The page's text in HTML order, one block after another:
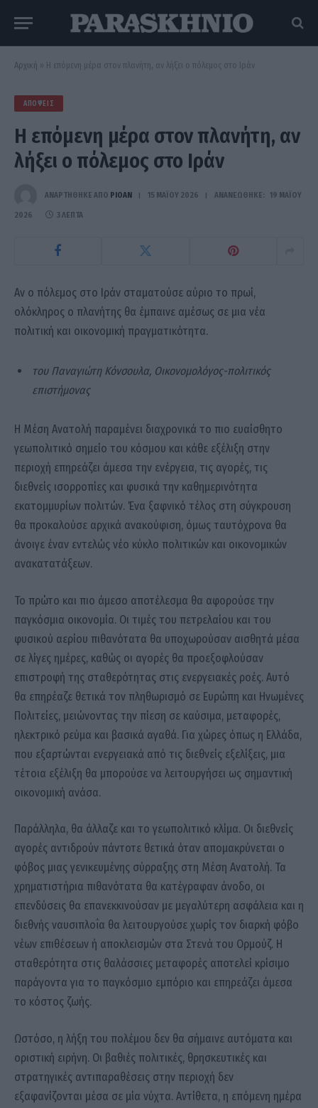
Αρχική » Η επόμενη μέρα στον πλανήτη, αν λήξει ο πόλεμος στο Ιράν
ΑΠΌΨΕΙΣ
Η επόμενη μέρα στον πλανήτη, αν
λήξει ο πόλεμος στο Ιράν
ΑΝΑΡΤΗΘΗΚΕ ΑΠΟ PIOAN 15 ΜΑΪ́ΟΥ 2026 ΑΝΑΝΕΏΘΗΚΕ: 19 ΜΑΪ́ΟΥ
2026 3 ΛΕΠΤΆ
Αν ο πόλεμος στο Ιράν σταματούσε αύριο το πρωί,
ολόκληρος ο πλανήτης θα έμπαινε αμέσως σε μια νέα
πολιτική και οικονομική πραγματικότητα.
του Παναγιώτη Κόνσουλα, Οικονομολόγος-πολιτικός
επιστήμονας
Η Μέση Ανατολή παραμένει διαχρονικά το πιο ευαίσθητο
γεωπολιτικό σημείο του κόσμου και κάθε εξέλιξη στην
περιοχή επηρεάζει άμεσα την ενέργεια, τις αγορές, τις
διεθνείς ισορροπίες και φυσικά την καθημερινότητα
εκατομμυρίων πολιτών. Ένα ξαφνικό τέλος στη σύγκρουση
θα προκαλούσε αρχικά ανακούφιση, όμως ταυτόχρονα θα
άνοιγε έναν εντελώς νέο κύκλο πολιτικών και οικονομικών
ανακατατάξεων.
Το πρώτο και πιο άμεσο αποτέλεσμα θα αφορούσε την
παγκόσμια οικονομία. Οι τιμές του πετρελαίου και του
φυσικού αερίου πιθανότατα θα υποχωρούσαν αισθητά μέσα
σε λίγες ημέρες, καθώς οι αγορές θα προεξοφλούσαν
επιστροφή της σταθερότητας στις ενεργειακές ροές. Αυτό
θα επηρέαζε θετικά τον πληθωρισμό σε Ευρώπη και Ηνωμένες
Πολιτείες, μειώνοντας την πίεση σε καύσιμα, μεταφορές,
ηλεκτρικό ρεύμα και βασικά αγαθά. Για χώρες όπως η Ελλάδα,
που εξαρτώνται ενεργειακά από τις διεθνείς εξελίξεις, μια
τέτοια εξέλιξη θα μπορούσε να λειτουργήσει ως σημαντική
οικονομική ανάσα.
Παράλληλα, θα άλλαζε και το γεωπολιτικό κλίμα. Οι διεθνείς
αγορές αντιδρούν πάντοτε θετικά όταν απομακρύνεται ο
φόβος μιας γενικευμένης σύρραξης στη Μέση Ανατολή. Τα
χρηματιστήρια πιθανότατα θα κατέγραφαν άνοδο, οι
επενδύσεις θα επανεκκινούσαν με μεγαλύτερη ασφάλεια και η
διεθνής ναυσιπλοΐα θα λειτουργούσε χωρίς τον διαρκή φόβο
νέων επιθέσεων ή αποκλεισμών στα Στενά του Ορμούζ. Η
σταθερότητα στις θαλάσσιες μεταφορές αποτελεί κρίσιμο
παράγοντα για το παγκόσμιο εμπόριο και επηρεάζει άμεσα
το κόστος ζωής.
Ωστόσο, η λήξη του πολέμου δεν θα σήμαινε αυτόματα και
οριστική ειρήνη. Οι βαθιές πολιτικές, θρησκευτικές και
στρατηγικές αντιπαραθέσεις στην περιοχή δεν
εξαφανίζονται μέσα σε μία νύχτα. Αντίθετα, η επόμενη ημέρα